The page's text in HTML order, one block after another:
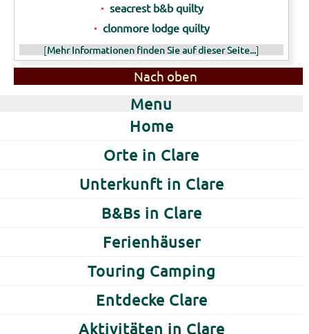
seacrest b&b quilty
clonmore lodge quilty
[Mehr Informationen finden Sie auf dieser Seite...]
Nach oben
Menu
Home
Orte in Clare
Unterkunft in Clare
B&Bs in Clare
Ferienhäuser
Touring Camping
Entdecke Clare
Aktivitäten in Clare